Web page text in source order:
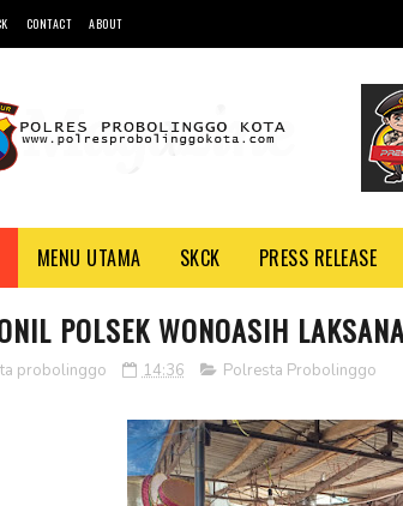
CONTACT ABOUT
MENU UTAMA SKCK PRESS RELEASE
POLSEK WONOASIH
probolinggo 14:36 Polresta Probolinggo